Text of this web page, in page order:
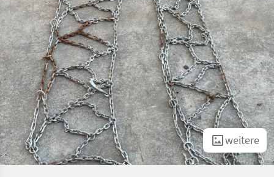
weitere